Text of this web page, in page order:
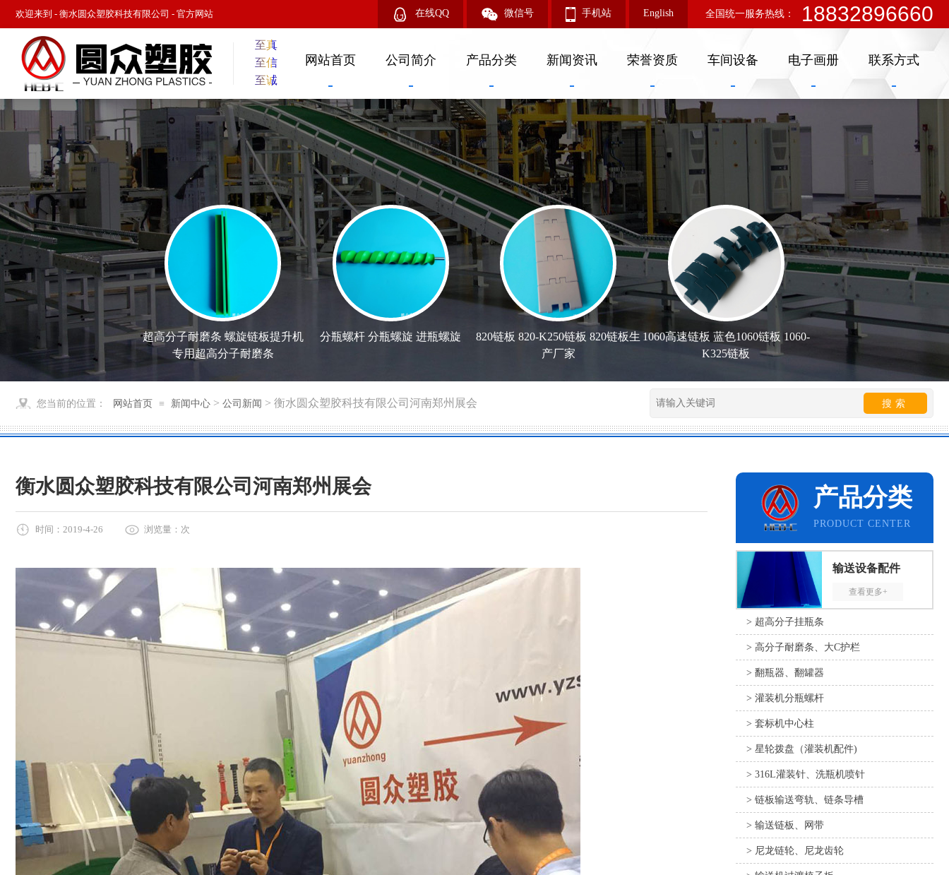
欢迎来到 - 衡水圆众塑胶科技有限公司 - 官方网站 在线QQ 微信号 手机站 English 全国统一服务热线： 18832896660
至真
至信
至诚
网站首页 公司简介 产品分类 新闻资讯 荣誉资质 车间设备 电子画册 联系方式
超高分子耐磨条 螺旋链板提升机
专用超高分子耐磨条
分瓶螺杆 分瓶螺旋 进瓶螺旋
820链板 820-K250链板 820链板生
产厂家
1060高速链板 蓝色1060链板 1060-
K325链板
您当前的位置： 网站首页 ≡ 新闻中心 > 公司新闻 > 衡水圆众塑胶科技有限公司河南郑州展会
产品分类
PRODUCT CENTER
输送设备配件
查看更多+
> 超高分子挂瓶条
> 高分子耐磨条、大C护栏
> 翻瓶器、翻罐器
> 灌装机分瓶螺杆
> 套标机中心柱
> 星轮拨盘（灌装机配件)
> 316L灌装针、洗瓶机喷针
> 链板输送弯轨、链条导槽
> 输送链板、网带
> 尼龙链轮、尼龙齿轮
衡水圆众塑胶科技有限公司河南郑州展会
时间：2019-4-26 浏览量： 次